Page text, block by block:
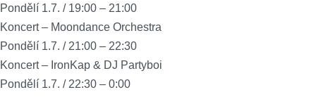
Pondělí 1.7. / 19:00 – 21:00
Koncert – Moondance Orchestra
Pondělí 1.7. / 21:00 – 22:30
Koncert – IronKap & DJ Partyboi
Pondělí 1.7. / 22:30 – 0:00